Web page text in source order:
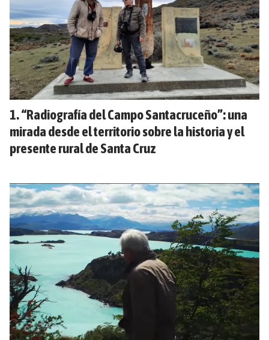
“Radiografía del Campo Santacruceño”: una
mirada desde el territorio sobre la historia y el
presente rural de Santa Cruz